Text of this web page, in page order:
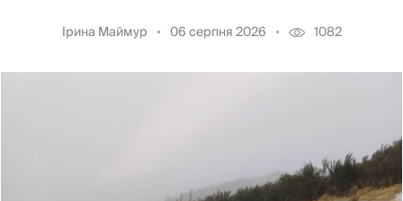
Ірина Маймур 06 серпня 2026 1082